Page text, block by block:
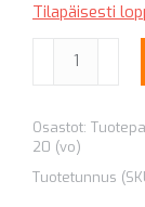
Tilapäisesti
ALUSTASARJA
OLD
EMU
EK4805B3
Osastot:
20 (vo)
Tuotetunnus